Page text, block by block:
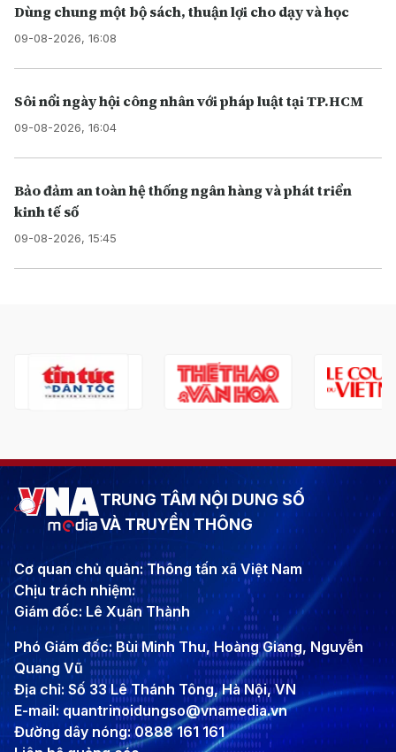
Dùng chung một bộ sách, thuận lợi cho dạy và học
09-08-2026, 16:08
Sôi nổi ngày hội công nhân với pháp luật tại TP.HCM
09-08-2026, 16:04
Bảo đảm an toàn hệ thống ngân hàng và phát triển
kinh tế số
09-08-2026, 15:45
TRUNG TÂM NỘI DUNG SỐ
VÀ TRUYỀN THÔNG
Cơ quan chủ quản: Thông tấn xã Việt Nam
Chịu trách nhiệm:
Giám đốc: Lê Xuân Thành
Phó Giám đốc: Bùi Minh Thu, Hoàng Giang, Nguyễn
Quang Vũ
Địa chỉ: Số 33 Lê Thánh Tông, Hà Nội, VN
E-mail: quantrinoidungso@vnamedia.vn
Đường dây nóng: 0888 161 161